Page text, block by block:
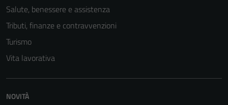
Salute, benessere e assistenza
Tributi, finanze e contravvenzioni
Turismo
Vita lavorativa
NOVITÀ